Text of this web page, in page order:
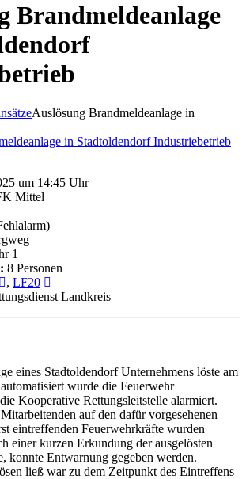
Brandmeldeanlage
Auslösung Brandmeldeanlage in
um 14:45 Uhr
Mittel
1
8 Personen
, LF20
Landkreis
eines Stadtoldendorf Unternehmens löste am
wurde die Feuerwehr
Kooperative Rettungsleitstelle alarmiert.
auf den dafür vorgesehenen
eintreffenden Feuerwehrkräfte wurden
einer kurzen Erkundung der ausgelösten
konnte Entwarnung gegeben werden.
ließ war zu dem Zeitpunkt des Eintreffens